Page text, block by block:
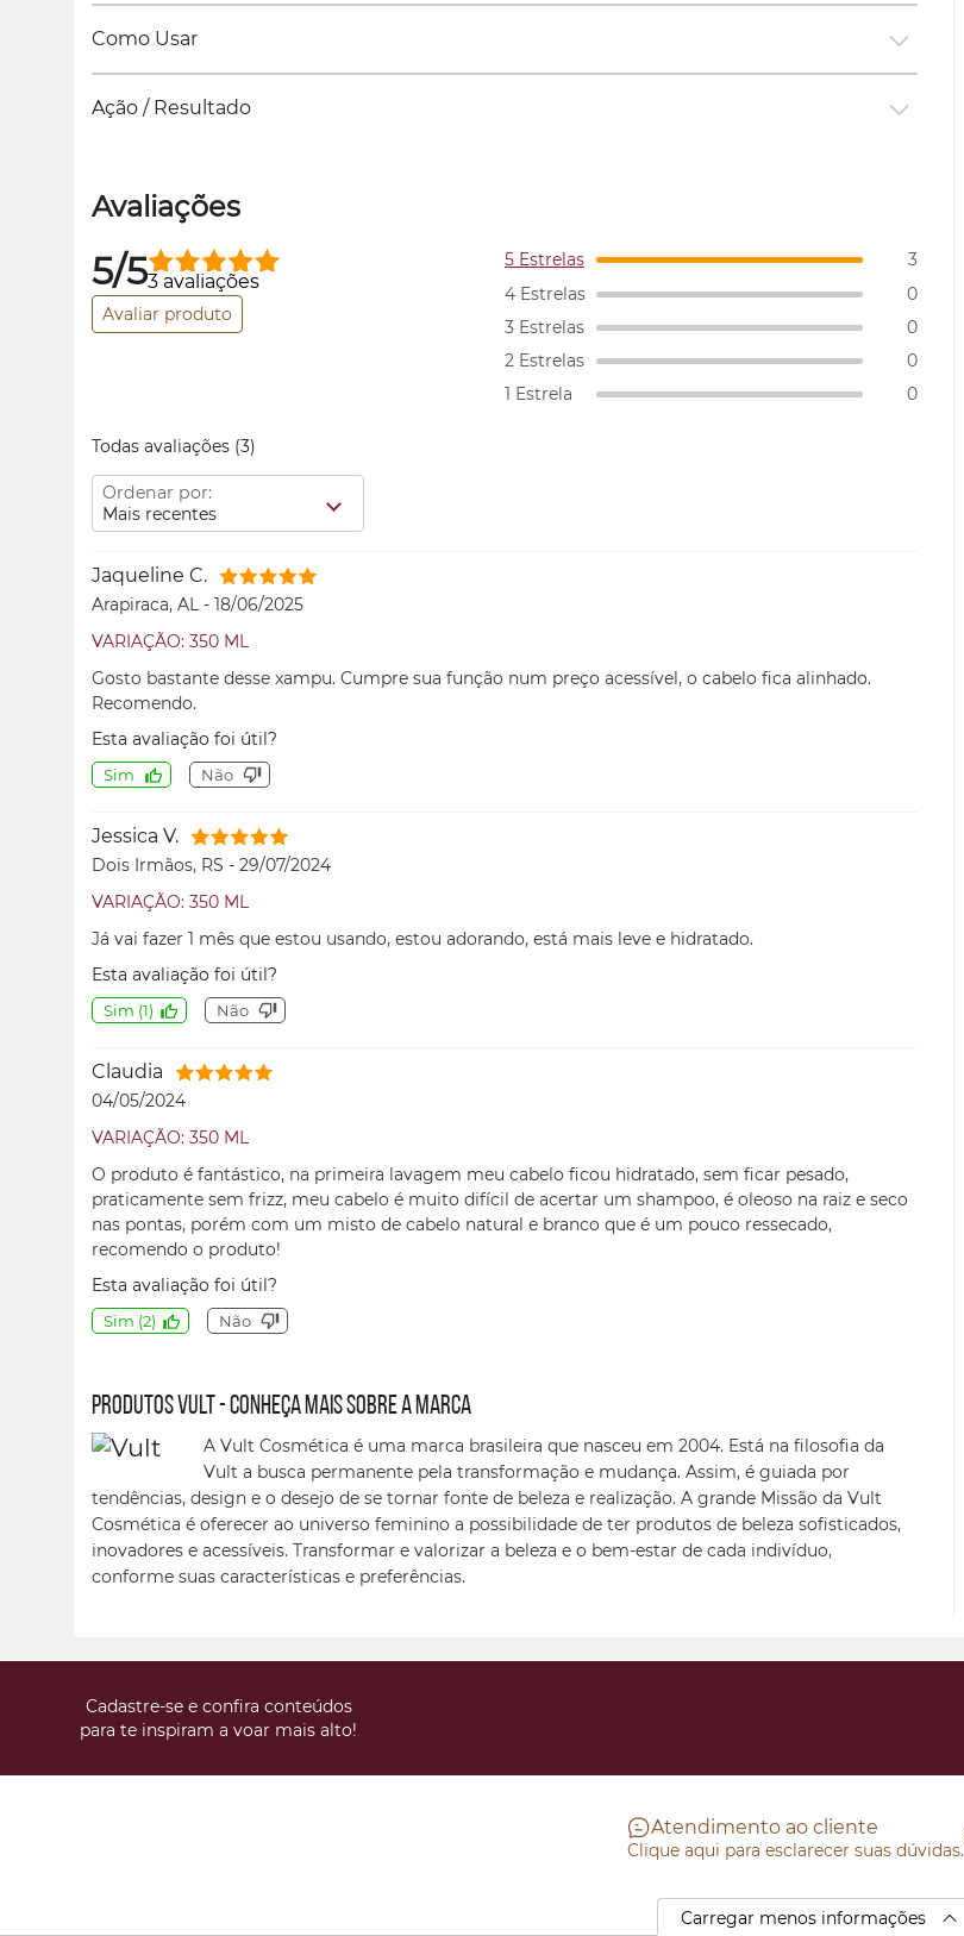
Como Usar
Ação / Resultado
Avaliações
5/53 avaliações
Avaliar produto
5 Estrelas
3
4 Estrelas
0
3 Estrelas
0
2 Estrelas
0
1 Estrela
0
Todas avaliações (3)
Ordenar por:
Mais recentes
Jaqueline C.
Arapiraca, AL- 18/06/2025
VARIAÇÃO: 350 ML
Gosto bastante desse xampu. Cumpre sua função num preço acessível, o cabelo fica alinhado.
Recomendo.
Esta avaliação foi útil?
Sim Não
Jessica V.
Dois Irmãos, RS - 29/07/2024
VARIAÇÃO: 350 ML
Já vai fazer 1 mês que estou usando, estou adorando, está mais leve e hidratado.
Esta avaliação foi útil?
Sim (1) Não
Claudia
04/05/2024
VARIAÇÃO: 350 ML
O produto é fantástico, na primeira lavagem meu cabelo ficou hidratado, sem ficar pesado,
praticamente sem frizz, meu cabelo é muito difícil de acertar um shampoo, é oleoso na raiz e seco
nas pontas, porém com um misto de cabelo natural e branco que é um pouco ressecado,
recomendo o produto!
Esta avaliação foi útil?
Sim (2) Não
Produtos Vult - conheça mais sobre a marca
A Vult Cosmética é uma marca brasileira que nasceu em 2004. Está na filosofia da
Vult a busca permanente pela transformação e mudança. Assim, é guiada por
tendências, design e o desejo de se tornar fonte de beleza e realização. A grande Missão da Vult
Cosmética é oferecer ao universo feminino a possibilidade de ter produtos de beleza sofisticados,
inovadores e acessíveis. Transformar e valorizar a beleza e o bem-estar de cada indivíduo,
conforme suas características e preferências.
Cadastre-se e confira conteúdos
para te inspiram a voar mais alto!
Atendimento ao cliente
Clique aqui para esclarecer suas dúvidas.
Carregar menos informações